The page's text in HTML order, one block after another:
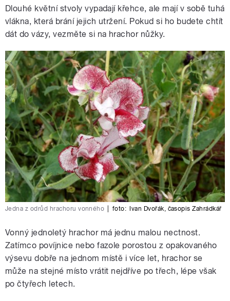
Dlouhé květní stvoly vypadají křehce, ale mají v sobě tuhá
vlákna, která brání jejich utržení. Pokud si ho budete chtít
dát do vázy, vezměte si na hrachor nůžky.
Jedna z odrůd hrachoru vonného foto: Ivan Dvořák, časopis Zahrádkář
Vonný jednoletý hrachor má jednu malou nectnost.
Zatímco povíjnice nebo fazole porostou z opakovaného
výsevu dobře na jednom místě i více let, hrachor se
může na stejné místo vrátit nejdříve po třech, lépe však
po čtyřech letech.